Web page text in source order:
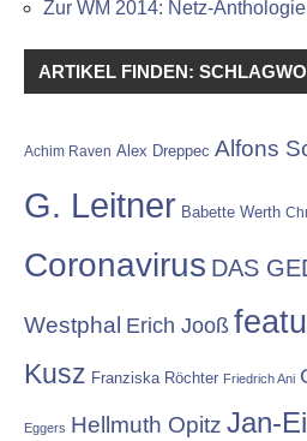
Zur WM 2014: Netz-Anthologie
ARTIKEL FINDEN:
Achim Raven Alex Dreppec Alfons
G. Leitner Babette Werth
Coronavirus DAS
Westphal Erich Jooß
Kusz Franziska Röchter Friedrich Ani
Eggers Hellmuth Opitz Jan-